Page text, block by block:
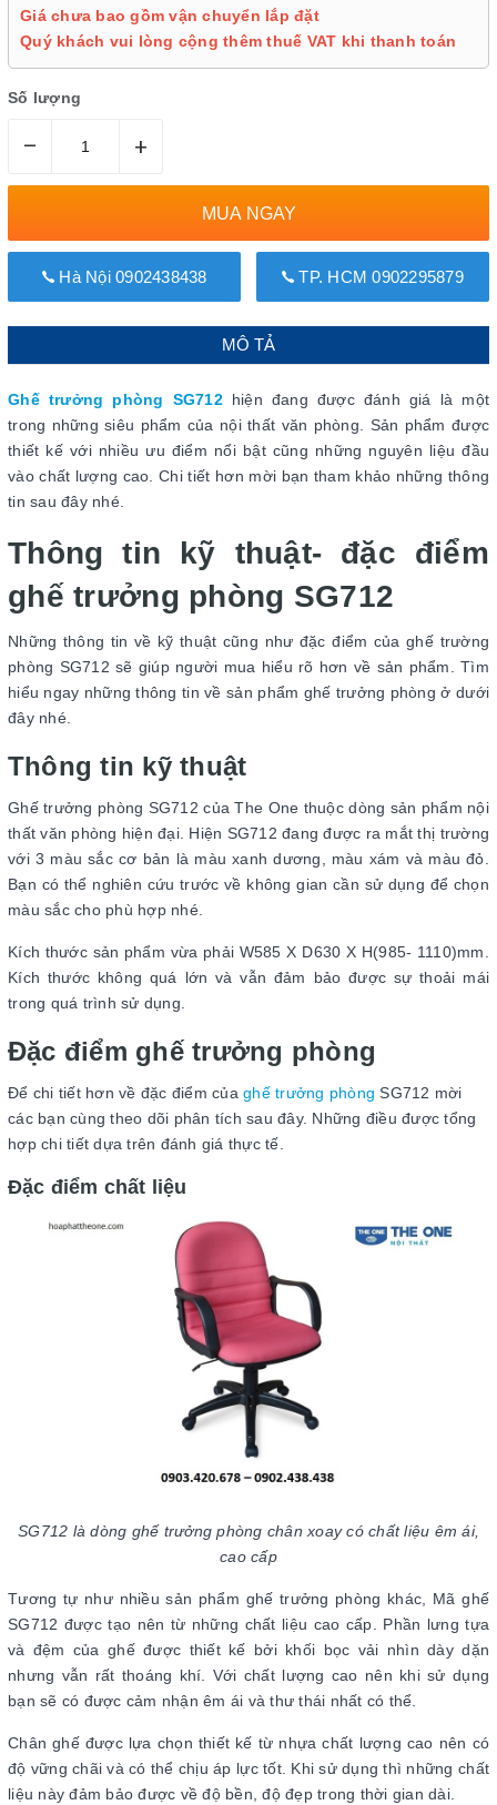
Giá chưa bao gồm vận chuyển lắp đặt
Quý khách vui lòng cộng thêm thuế VAT khi thanh toán
Số lượng
– +
MUA NGAY
Hà Nội 0902438438 TP. HCM 0902295879
MÔ TẢ
Ghế trưởng phòng SG712hiện đang được đánh giá là một
trong những siêu phẩm của nội thất văn phòng. Sản phẩm được
thiết kế với nhiều ưu điểm nổi bật cũng những nguyên liệu đầu
vào chất lượng cao. Chi tiết hơn mời bạn tham khảo những thông
tin sau đây nhé.
Thông tin kỹ thuật- đặc điểm
ghế trưởng phòng SG712
Những thông tin về kỹ thuật cũng như đặc điểm của ghế trường
phòng SG712 sẽ giúp người mua hiểu rõ hơn về sản phẩm. Tìm
hiểu ngay những thông tin về sản phẩm ghế trưởng phòng ở dưới
đây nhé.
Thông tin kỹ thuật
Ghế trưởng phòng SG712 của The One thuộc dòng sản phẩm nội
thất văn phòng hiện đại. Hiện SG712 đang được ra mắt thị trường
với 3 màu sắc cơ bản là màu xanh dương, màu xám và màu đỏ.
Bạn có thể nghiên cứu trước về không gian cần sử dụng để chọn
màu sắc cho phù hợp nhé.
Kích thước sản phẩm vừa phải W585 X D630 X H(985- 1110)mm.
Kích thước không quá lớn và vẫn đảm bảo được sự thoải mái
trong quá trình sử dụng.
Đặc điểm ghế trưởng phòng
Để chi tiết hơn về đặc điểm của ghế trưởng phòng SG712 mời
các bạn cùng theo dõi phân tích sau đây. Những điều được tổng
hợp chi tiết dựa trên đánh giá thực tế.
Đặc điểm chất liệu
SG712 là dòng ghế trưởng phòng chân xoay có chất liệu êm ái,
cao cấp
Tương tự như nhiều sản phẩm ghế trưởng phòng khác, Mã ghế
SG712 được tạo nên từ những chất liệu cao cấp. Phần lưng tựa
và đệm của ghế được thiết kế bởi khối bọc vải nhìn dày dặn
nhưng vẫn rất thoáng khí. Với chất lượng cao nên khi sử dụng
bạn sẽ có được cảm nhận êm ái và thư thái nhất có thể.
Chân ghế được lựa chọn thiết kế từ nhựa chất lượng cao nên có
độ vững chãi và có thể chịu áp lực tốt. Khi sử dụng thì những chất
liệu này đảm bảo được về độ bền, độ đẹp trong thời gian dài.